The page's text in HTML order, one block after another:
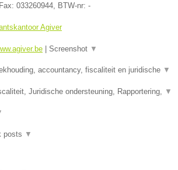
Fax: 033260944 , BTW-nr: -
Agiver
Screenshot ▼
accountancy, fiscaliteit en juridische ▼
Juridische ondersteuning, Rapportering, ▼
posts ▼